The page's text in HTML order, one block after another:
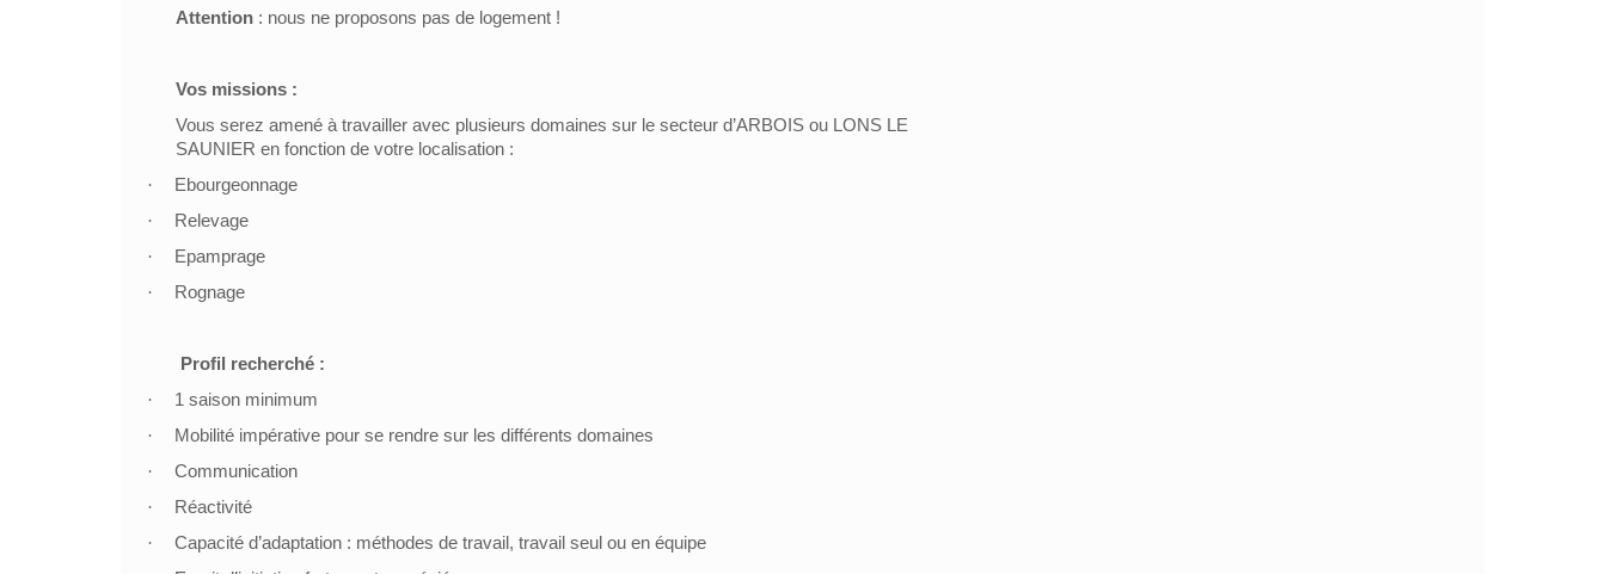
Attention : nous ne proposons pas de logement !
Vos missions :
Vous serez amené à travailler avec plusieurs domaines sur le secteur d’ARBOIS ou LONS LE
SAUNIER en fonction de votre localisation :
·
Ebourgeonnage
·
Relevage
·
Epamprage
·
Rognage
Profil recherché :
·
1 saison minimum
·
Mobilité impérative pour se rendre sur les différents domaines
·
Communication
·
Réactivité
·
Capacité d’adaptation : méthodes de travail, travail seul ou en équipe